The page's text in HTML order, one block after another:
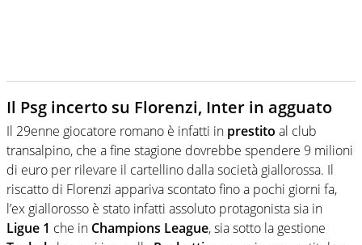
Il Psg incerto su Florenzi, Inter in agguato
Il 29enne giocatore romano è infatti in prestito al club
transalpino, che a fine stagione dovrebbe spendere 9 milioni
di euro per rilevare il cartellino dalla società giallorossa. Il
riscatto di Florenzi appariva scontato fino a pochi giorni fa,
l’ex giallorosso è stato infatti assoluto protagonista sia in
Ligue 1 che in Champions League, sia sotto la gestione